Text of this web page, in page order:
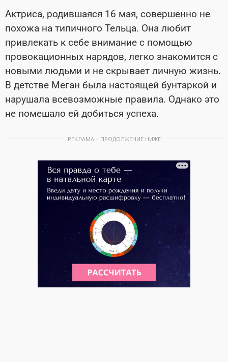
Актриса, родившаяся 16 мая, совершенно не
похожа на типичного Тельца. Она любит
привлекать к себе внимание с помощью
провокационных нарядов, легко знакомится с
новыми людьми и не скрывает личную жизнь.
В детстве Меган была настоящей бунтаркой и
нарушала всевозможные правила. Однако это
не помешало ей добиться успеха.
РЕКЛАМА – ПРОДОЛЖЕНИЕ НИЖЕ